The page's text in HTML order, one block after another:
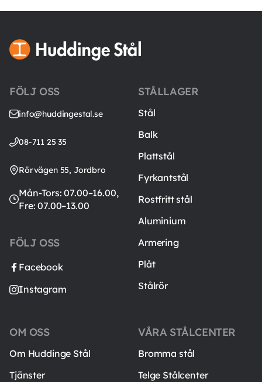
FÖLJ OSS
info@huddingestal.se
08-711 25 35
Rörvägen 55, Jordbro
Mån-Tors: 07.00–16.00,
Fre: 07.00–13.00
FÖLJ OSS
Facebook
Instagram
STÅLLAGER
Stål
Balk
Plattstål
Fyrkantstål
Rostfritt stål
Aluminium
Armering
Plåt
Stålrör
VÅRA STÅLCENTER
Bromma stål
Telge Stålcenter
OM OSS
Om Huddinge Stål
Tjänster